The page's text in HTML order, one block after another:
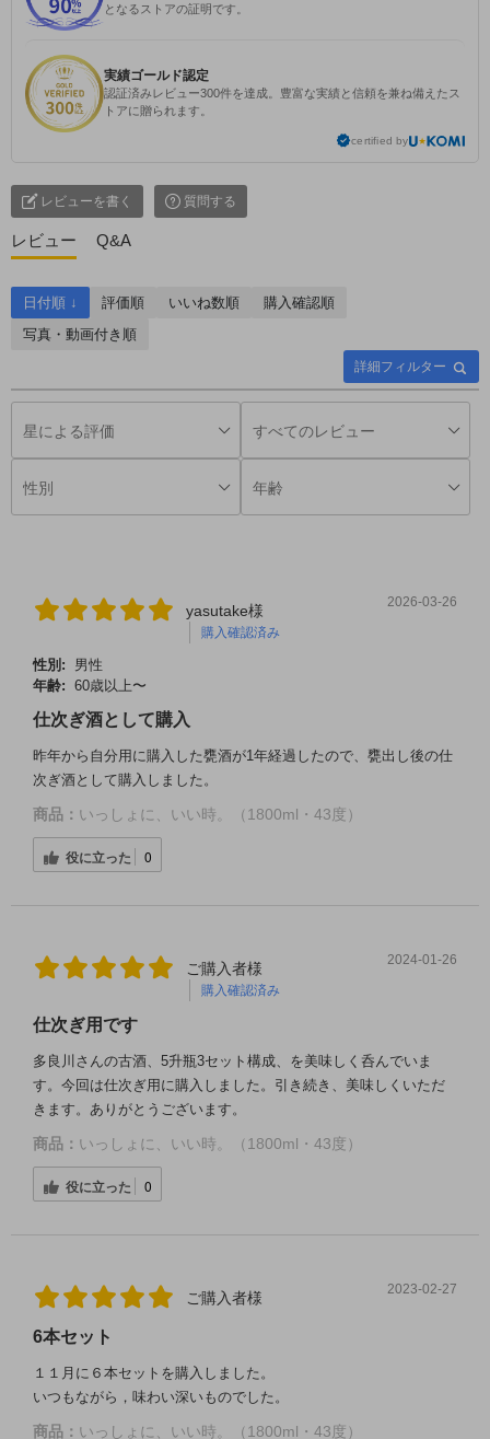
となるストアの証明です。
実績ゴールド認定
認証済みレビュー300件を達成。豊富な実績と信頼を兼ね備えたス
トアに贈られます。
certified by
レビューを書く 質問する
レビュー Q&A
詳細フィルター
日付順 ↓ 評価順 いいね数順
購入確認順
写真・動画付き順
yasutake様
購入確認済み
2026-03-26
性別:
男性
年齢: 60歳以上〜
仕次ぎ酒として購入
昨年から自分用に購入した甕酒が1年経過したので、甕出し後の仕
次ぎ酒として購入しました。
商品： いっしょに、いい時。（1800ml・43度）
役に立った 0
ご購入者様
購入確認済み
2024-01-26
仕次ぎ用です
多良川さんの古酒、5升瓶3セット構成、を美味しく呑んでいま
す。今回は仕次ぎ用に購入しました。引き続き、美味しくいただ
きます。ありがとうございます。
商品： いっしょに、いい時。（1800ml・43度）
役に立った 0
ご購入者様 2023-02-27
6本セット
１１月に６本セットを購入しました。
いつもながら，味わい深いものでした。
商品： いっしょに、いい時。（1800ml・43度）